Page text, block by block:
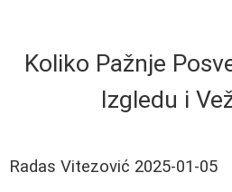
Koliko Pažnje
Izgledu i
Radas Vitezović 2025-01-05